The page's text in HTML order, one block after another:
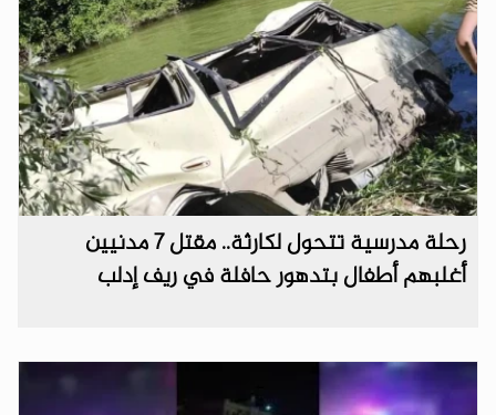
رحلة مدرسية تتحول لكارثة.. مقتل 7 مدنيين
أغلبهم أطفال بتدهور حافلة في ريف إدلب